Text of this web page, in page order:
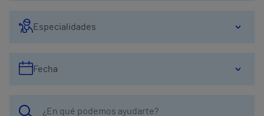
Especialidades
Fecha